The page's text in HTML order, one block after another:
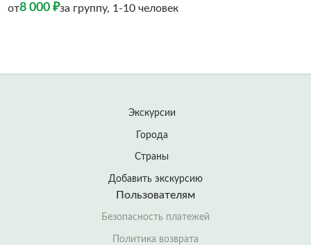
от8 000 ₽за группу, 1-10 человек
Экскурсии
Города
Страны
Добавить экскурсию
Пользователям
Безопасность платежей
Политика возврата